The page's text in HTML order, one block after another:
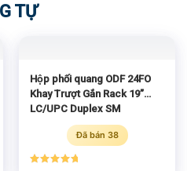
TỰ
Hộp phối quang ODF 24FO
Khay Trượt Gắn Rack 19”
LC/UPC Duplex SM
Đã bán 38